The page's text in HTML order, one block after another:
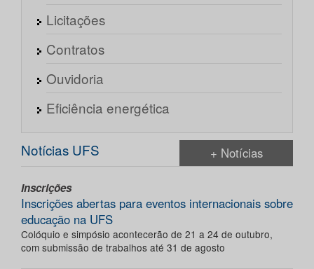
Licitações
Contratos
Ouvidoria
Eficiência energética
Notícias UFS + Notícias
Inscrições
Inscrições abertas para eventos internacionais sobre
educação na UFS
Colóquio e simpósio acontecerão de 21 a 24 de outubro,
com submissão de trabalhos até 31 de agosto